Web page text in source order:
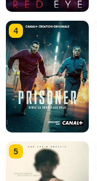
4
5